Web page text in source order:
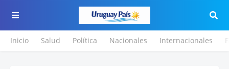
Inicio Salud Política Nacionales Internacionales